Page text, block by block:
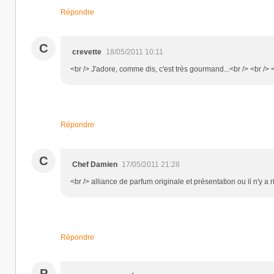
Répondre
C crevette 18/05/2011 10:11
<br /> J'adore, comme dis, c'est très gourmand...<br /> <br />
Répondre
C Chef Damien 17/05/2011 21:28
<br /> alliance de parfum originale et présentation ou il n'y a
Répondre